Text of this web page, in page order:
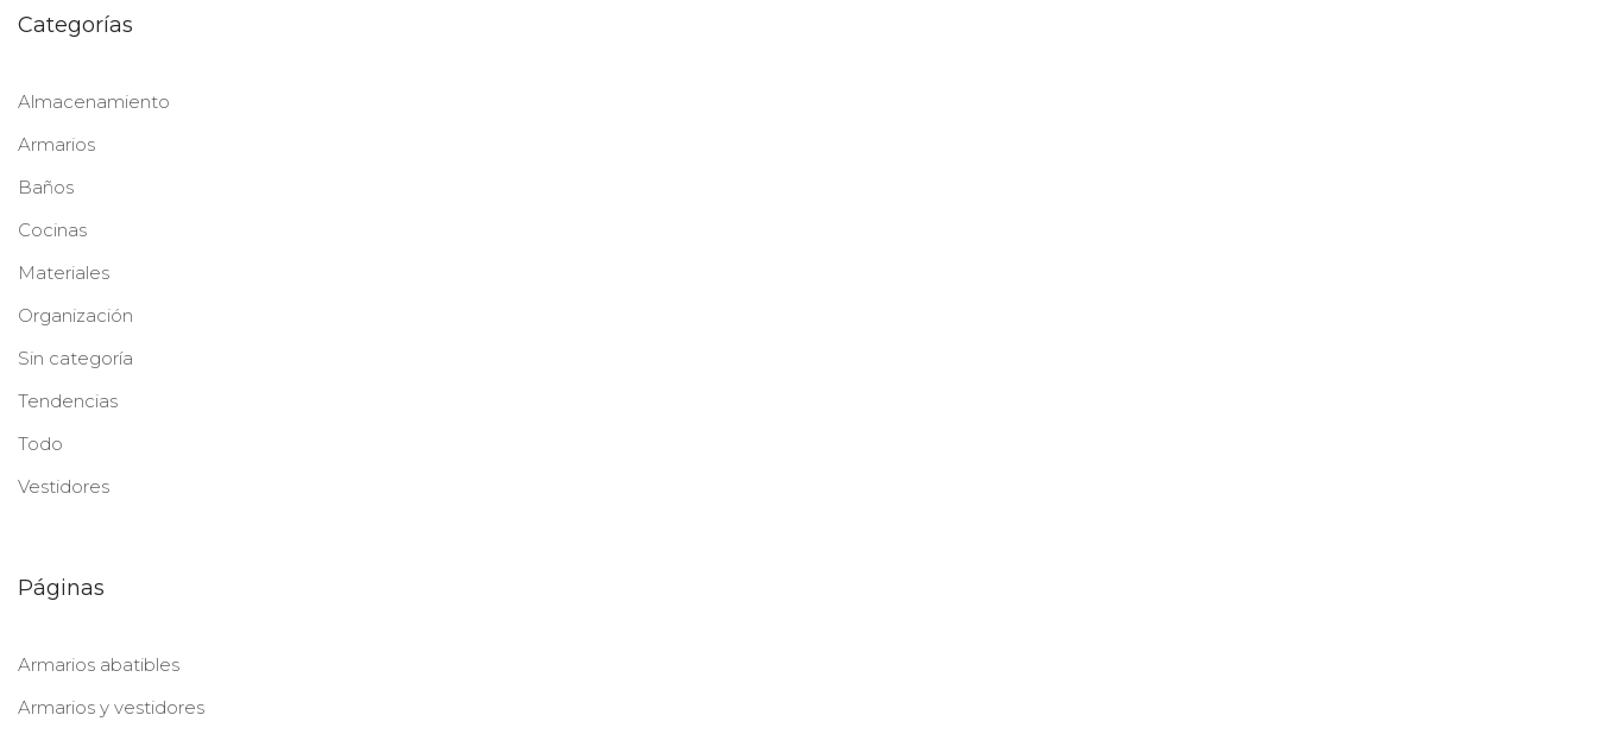
Categorías
Almacenamiento
Armarios
Baños
Cocinas
Materiales
Organización
Sin categoría
Tendencias
Todo
Vestidores
Páginas
Armarios abatibles
Armarios y vestidores